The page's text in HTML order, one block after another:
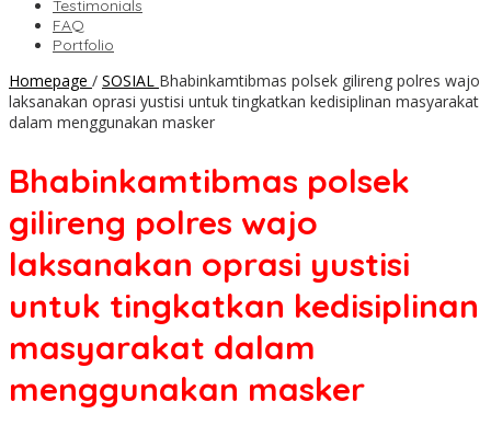
Testimonials
FAQ
Portfolio
Homepage / SOSIAL Bhabinkamtibmas polsek gilireng polres wajo
laksanakan oprasi yustisi untuk tingkatkan kedisiplinan masyarakat
dalam menggunakan masker
Bhabinkamtibmas polsek
gilireng polres wajo
laksanakan oprasi yustisi
untuk tingkatkan kedisiplinan
masyarakat dalam
menggunakan masker